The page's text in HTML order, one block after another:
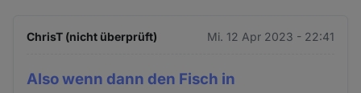
ChrisT (nicht überprüft) Mi. 12 Apr 2023 - 22:41
Also wenn dann den Fisch in